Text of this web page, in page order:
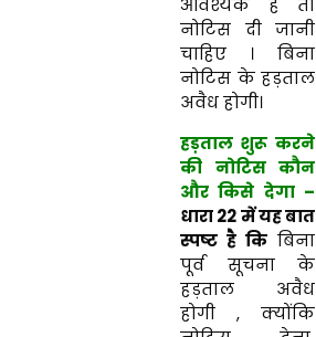
आवश्यक है तो
नोटिस दी जानी
चाहिए । बिना
नोटिस के हड़ताल
अवैध होगी।
हड़ताल शुरू करने
की नोटिस कौन
और किसे देगा–
धारा 22 में यह बात
स्पष्ट है कि बिना
पूर्व सूचना के
हड़ताल अवैध
होगी , क्योंकि